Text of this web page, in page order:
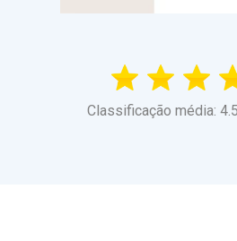
Classificação média: